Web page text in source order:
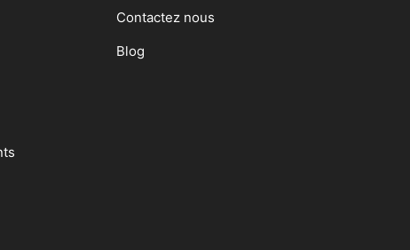
Contactez nous
Blog